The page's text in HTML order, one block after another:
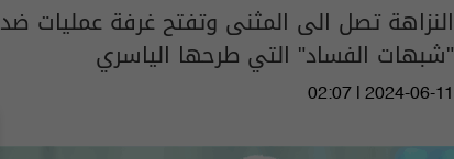
النزاهة تصل الى المثنى وتفتح غرفة عمليات ضد
"شبهات الفساد" التي طرحها الياسري
02:07 | 2024-06-11